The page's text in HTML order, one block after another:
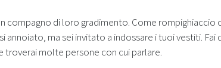
di loro gradimento. Come rompighiaccio
ma sei invitato a indossare i tuoi vestiti.
troverai molte persone con cui parlare.